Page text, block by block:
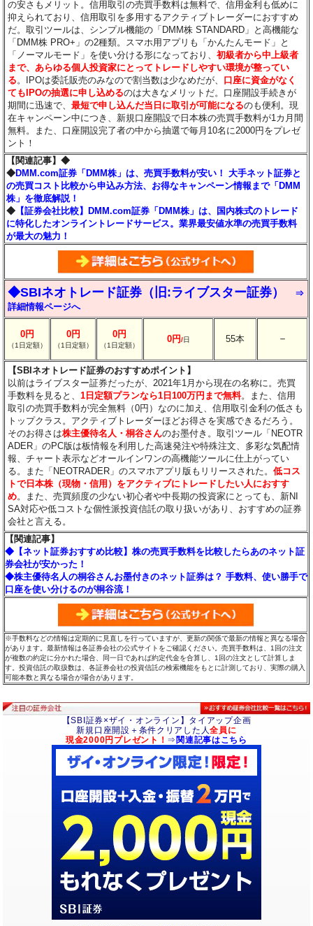
の安さもメリット。信用取引の売買手数料は無料で、信用金利も低めに
抑えられており、信用取引を多用するアクティブトレーダーにおすすめ
だ。取引ツールは、シンプル機能の「DMM株 STANDARD」と高機能な
「DMM株 PRO+」の2種類。スマホ用アプリも「かんたんモード」と
「ノーマルモード」を使い分ける形になっており、初級者から中上級者
まで、あらゆる個人投資家にとってトレードしやすい環境が整ってい
る。IPOは委託販売のみなので割当数は少なめだが、 口座に資金がなく
てもIPOの抽選に申し込めるのは大きなメリットだ。口座開設手続きが
期間に迅速で、最短で申し込んだ当日に取引が可能になるのも便利。現
在キャンペーン中につき、新規口座開設で日本株の売買手数料が1カ月間
無料。また、口座開設完了者の中から抽選で毎月10名に2000円をプレゼ
ント！
【関連記事】◆
◆DMM.com証券「DMM株」は、売買手数料が安い！ 大手ネット証券と
の売買コスト比較から申込み方法、お得なキャンペーン情報まで「DMM
株」を徹底解説！
◆ 【証券会社比較】DMM.com証券「DMM株」は、国内株式のトレード
に特化したオンライントレードサービス。業界最安値水準の売買手数料
が最大の魅力！
◆SBIネオトレード証券（旧:ライブスター証券）
⇒
詳細情報ページへ
0円
（1日定額）
0円
（1日定額）
0円
（1日定額）
0円/日 55本 －
【SBIネオトレード証券のおすすめポイント】
以前はライブスター証券だったが、2021年1月から現在の名称に。売買
手数料を見ると、1日定額プランなら1日100万円まで無料。また、信用
取引の売買手数料が完全無料（0円）なのに加え、信用取引金利の低さも
トップクラス。アクティブトレーダーほどお得さを実感できるだろう。
そのお得さは株主優待名人・桐谷さんのお墨付き。取引ツール「NEOTR
ADER」のPC版は板情報を利用した高速発注や特殊注文、多彩な気配情
報、チャート表示などオールインワンの高機能ツールに仕上がってい
る。また「NEOTRADER」のスマホアプリ版もリリースされた。低コス
トで日本株（現物・信用）をアクティブにトレードしたい人におすす
め。また、売買頻度の少ない初心者や中長期の投資家にとっても、新NI
SA対応や低コストな個性派投資信託の取り扱いがあり、おすすめの証券
会社と言える。
【関連記事】
◆【ネット証券おすすめ比較】株の売買手数料を比較したらあのネット証
券会社が安かった！
◆株主優待名人の桐谷さんお墨付きのネット証券は？ 手数料、使い勝手で
口座を使い分けるのが桐谷流！
※手数料などの情報は定期的に見直しを行っていますが、更新の関係で最新の情報と異なる場合
があります。最新情報は各証券会社の公式サイトをご確認ください。売買手数料は、1回の注文
が複数の約定に分かれた場合、同一日であれば約定代金を合算し、1回の注文として計算しま
す。投資信託の取扱数は、各証券会社の投資信託の検索機能をもとに計測しており、実際の購入
可能本数と異なる場合が場合があります。
【SBI証券×ザイ・オンライン】タイアップ企画
新規口座開設＋条件クリアした人全員に
現金2000円プレゼント！ ⇒ 関連記事はこちら